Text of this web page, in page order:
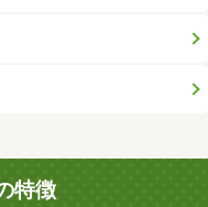
特徴